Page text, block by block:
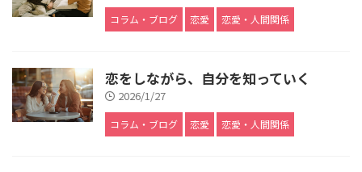
コラム・ブログ 恋愛 恋愛・人間関係
恋をしながら、自分を知っていく
2026/1/27
コラム・ブログ 恋愛 恋愛・人間関係